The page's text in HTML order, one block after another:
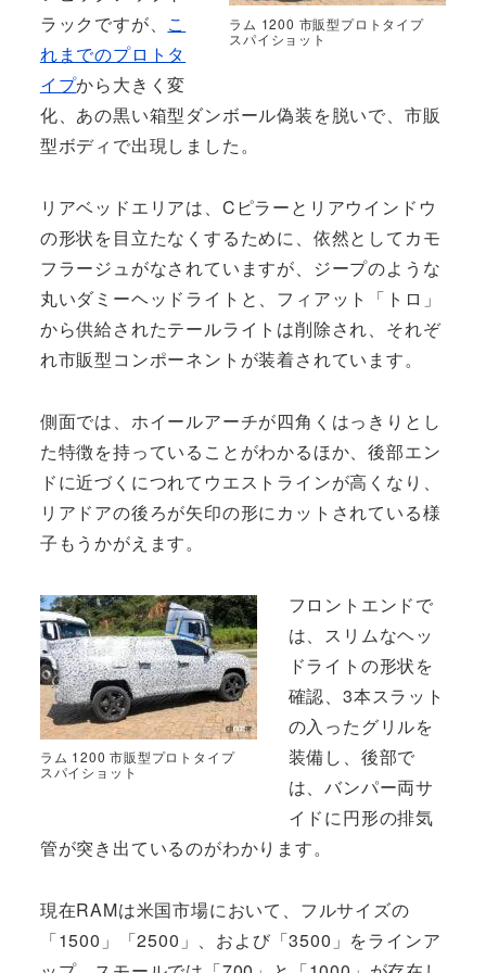
ラム 1200 市販型プロトタイプ
スパイショット
ラックですが、 こ
れまでのプロトタ
イプから大きく変
化、あの黒い箱型ダンボール偽装を脱いで、市販
型ボディで出現しました。
リアベッドエリアは、Cピラーとリアウインドウ
の形状を目立たなくするために、依然としてカモ
フラージュがなされていますが、ジープのような
丸いダミーヘッドライトと、フィアット「トロ」
から供給されたテールライトは削除され、それぞ
れ市販型コンポーネントが装着されています。
側面では、ホイールアーチが四角くはっきりとし
た特徴を持っていることがわかるほか、後部エン
ドに近づくにつれてウエストラインが高くなり、
リアドアの後ろが矢印の形にカットされている様
子もうかがえます。
ラム 1200 市販型プロトタイプ
スパイショット
フロントエンドで
は、スリムなヘッ
ドライトの形状を
確認、3本スラット
の入ったグリルを
装備し、後部で
は、バンパー両サ
イドに円形の排気
管が突き出ているのがわかります。
現在RAMは米国市場において、フルサイズの
「1500」「2500」、および「3500」をラインア